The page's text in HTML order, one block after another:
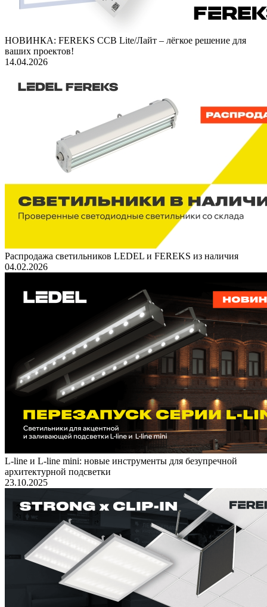
НОВИНКА: FEREKS ССВ Lite/Лайт – лёгкое решение для
ваших проектов!
14.04.2026
Распродажа светильников LEDEL и FEREKS из наличия
04.02.2026
L-line и L-line mini: новые инструменты для безупречной
архитектурной подсветки
23.10.2025